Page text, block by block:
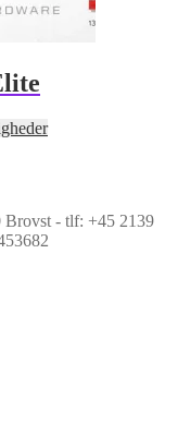
Dette
Mulighederne
kan
- tlf: +45 2139